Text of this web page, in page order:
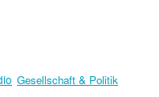
Gesellschaft & Politik